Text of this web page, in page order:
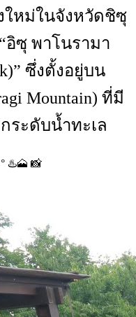
ใหม่ในจังหวัดชิซุ
อิซุ พาโนรามา
ซึ่งตั้งอยู่บน
Mountain) ที่มี
ระดับน้ำทะเล
♨️🗻 📸